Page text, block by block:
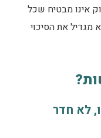
אינו מבטיח שכל
מגדיל את הסיכוי
לא חדר